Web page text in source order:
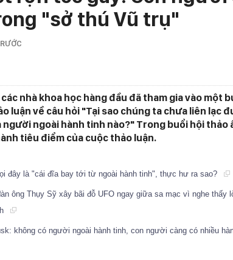
"sở thú Vũ trụ"
các nhà khoa học hàng đầu đã tham gia vào một
luận về câu hỏi "Tại sao chúng ta chưa liên lạc
người ngoài hành tinh nào?" Trong buổi hội
tiêu điểm của cuộc thảo luận.
đây là "cái đĩa bay tới từ ngoài hành tinh", thực hư ra sao?
ông Thụy Sỹ xây bãi đỗ UFO ngay giữa sa mạc vì nghe thấy
không có người ngoài hành tinh, con người càng có nhiều